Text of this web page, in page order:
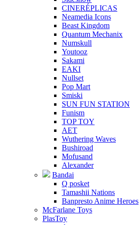
CINERÉPLICAS
Neamedia Icons
Beast Kingdom
Quantum Mechanix
Numskull
Youtooz
Sakami
EAKI
Nullset
Pop Mart
Smiski
SUN FUN STATION
Funism
TOP TOY
AET
Wuthering Waves
Bushiroad
Mofusand
Alexander
Bandai
Q posket
Tamashii Nations
Banpresto Anime Heroes
McFarlane Toys
PlasToy